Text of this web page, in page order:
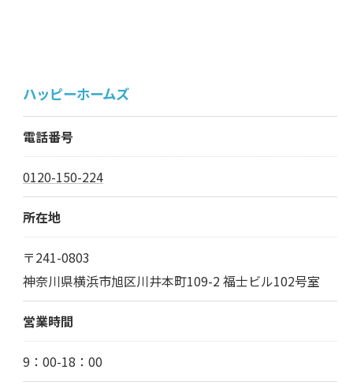
ハッピーホームズ
電話番号
0120-150-224
所在地
〒241-0803
神奈川県横浜市旭区川井本町109-2 福士ビル102号室
営業時間
9：00-18：00